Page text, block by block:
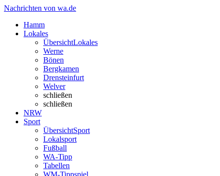
Nachrichten von wa.de
Hamm
Lokales
ÜbersichtLokales
Werne
Bönen
Bergkamen
Drensteinfurt
Welver
schließen
schließen
NRW
Sport
ÜbersichtSport
Lokalsport
Fußball
WA-Tipp
Tabellen
WM-Tippspiel